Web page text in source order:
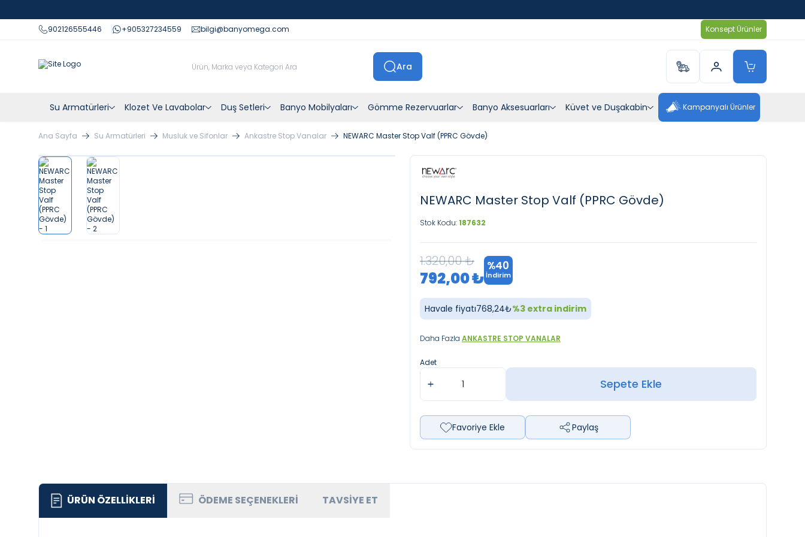
902126555446
+905327234559 bilgi@banyomega.com Konsept Ürünler
Ara
Su Armatürleri Klozet Ve Lavabolar Duş Setleri Banyo Mobilyaları Gömme Rezervuarlar Banyo Aksesuarları Küvet ve Duşakabin Kampanyalı Ürünler
Ana Sayfa Su Armatürleri Musluk ve Sifonlar Ankastre Stop Vanalar NEWARC Master Stop Valf (PPRC Gövde)
NEWARC Master Stop Valf (PPRC Gövde)
Stok Kodu:187632
1.320,00₺
792,00₺
%40
İndirim
Havale fiyatı768,24₺%3extra indirim
Daha Fazla ANKASTRE STOP VANALAR
Adet
Sepete Ekle
Favoriye Ekle Paylaş
ÜRÜN ÖZELLIKLERI ÖDEME SEÇENEKLERI TAVSIYE ET